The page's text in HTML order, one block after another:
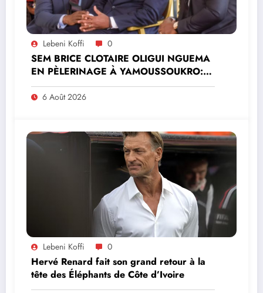
Lebeni Koffi 0
SEM BRICE CLOTAIRE OLIGUI NGUEMA
EN PÈLERINAGE À YAMOUSSOUKRO:LE
MINISTRE PAULIN CLAUDE DANHO
PREND PART À LA CÉRÉMONIE
6 Août 2026
Lebeni Koffi 0
Hervé Renard fait son grand retour à la
tête des Éléphants de Côte d’Ivoire